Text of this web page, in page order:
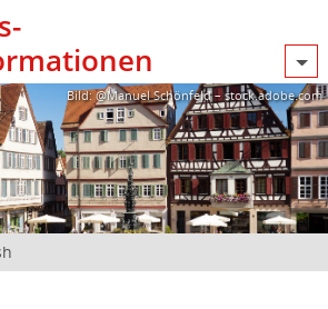
Bild: @Manuel Schönfeld – stock.adobe.com